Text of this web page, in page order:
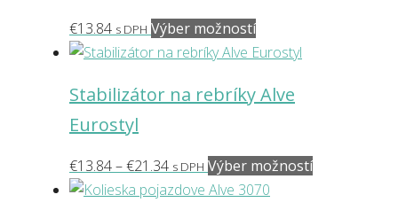
vybrať
€13.84 s DPH Výber možnostíTento
produkt
viacero
si
môžete
Stabilizátor na rebríky Alve
Eurostyl
€13.84–€21.34Price
range:
s DPH Výber možnostíTento